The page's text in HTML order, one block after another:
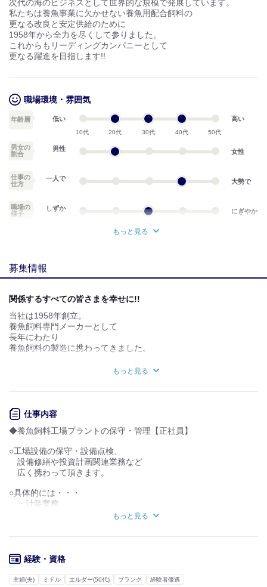
次代の海のビジネスとして世界的な規模で発展しています。
私たちは養魚事業に欠かせない養魚用配合飼料の
更なる改良と安定供給のために
1958年から全力を尽くして参りました。
これからもリーディングカンパニーとして
更なる躍進を目指します!!
職場環境・雰囲気
年齢層 低い
10代 20代 30代 40代 50代
高い
男女の
割合
男性 女性
仕事の
仕方
一人で 大勢で
職場の
様子
しずか にぎやか
個性が生かせる
デスクワーク
お客様との対話が
少ない
力仕事が少ない
もっと見る
募集情報
関係するすべての皆さまを幸せに!!
当社は1958年創立。
養魚飼料専門メーカーとして
長年にわたり
養魚飼料の製造に携わってきました。
「安心で美味しい魚を食卓へ」という理念で
「安心・安全で健康に良い魚を効率よく生産」
「社員ひとりひとりの幸福と成長」のため
社内の設備投資や評価制度
福利厚生の充実や働きやすさ改革などに
養魚業界の更なる発展に寄与すべく
大学や関係機関との積極的な提携、
日進月歩を続けてきております。
世界的に注目されている海のビジネスである
明るい未来に向けて関係者全員を幸せにする。
私たちと一緒に歩んでみませんか!!
もっと見る
仕事内容
◆養魚飼料工場プラントの保守・管理【正社員】
○工場設備の保守・設備点検、
設備修繕や投資計画関連業務など
広く携わって頂きます。
○具体的には・・・
・計装業務
・溶接やベルト・シリンダー・モーター・
などの業務があります。
○最初から全部を把握しなくても大丈夫です。
もっと見る
経験・資格
主婦(夫) ミドル エルダー(50代) ブランク 経験者優遇